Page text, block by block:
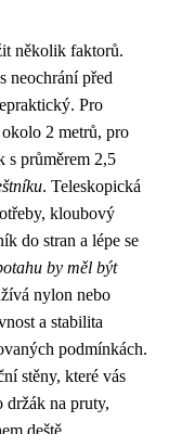
několik faktorů.
neochrání před
Pro
2 metrů, pro
s průměrem 2,5
. Teleskopická
kloubový
do stran a lépe se
by měl být
nylon nebo
a stabilita
podmínkách.
stěny, které vás
držák na pruty,
deště.